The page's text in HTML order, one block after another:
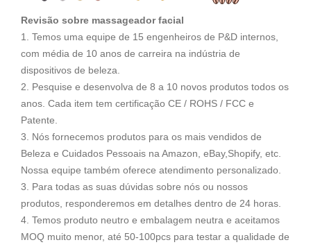
Revisão sobre massageador facial
1. Temos uma equipe de 15 engenheiros de P&D internos,
com média de 10 anos de carreira na indústria de
dispositivos de beleza.
2. Pesquise e desenvolva de 8 a 10 novos produtos todos os
anos. Cada item tem certificação CE / ROHS / FCC e
Patente.
3. Nós fornecemos produtos para os mais vendidos de
Beleza e Cuidados Pessoais na Amazon, eBay,Shopify, etc.
Nossa equipe também oferece atendimento personalizado.
3. Para todas as suas dúvidas sobre nós ou nossos
produtos, responderemos em detalhes dentro de 24 horas.
4. Temos produto neutro e embalagem neutra e aceitamos
MOQ muito menor, até 50-100pcs para testar a qualidade de